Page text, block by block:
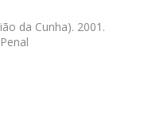
da Cunha). 2001.